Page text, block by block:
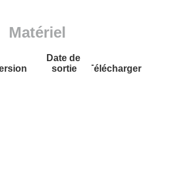
Matériel
Date de
sortie
Télécharger